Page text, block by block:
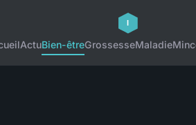
ActuBien-êtreGrossesseMaladie